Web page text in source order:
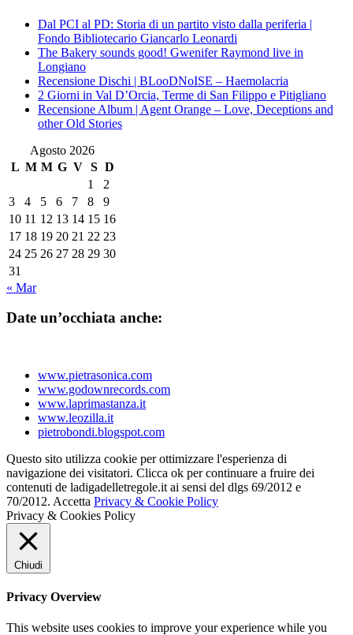
Dal PCI al PD: Storia di un partito visto dalla periferia |
Fondo Bibliotecario Giancarlo Leonardi
The Bakery sounds good! Gwenifer Raymond live in
Longiano
Recensione Dischi | BLooDNoISE – Haemolacria
2 Giorni in Val D’Orcia, Terme di San Filippo e Pitigliano
Recensione Album | Agent Orange – Love, Deceptions and
other Old Stories
Agosto 2026
L M M G V S D
1
2
3
4 5 6 7 8
9
10 11 12 13 14 15 16
17 18 19 20 21 22 23
24 25 26 27 28 29 30
31
« Mar
Date un’occhiata anche:
www.pietrasonica.com
www.godownrecords.com
www.laprimastanza.it
www.leozilla.it
pietrobondi.blogspot.com
Questo sito utilizza cookie per ottimizzare l'esperienza di
navigazione dei visitatori. Clicca ok per continuare a fruire dei
contenuti de ladigadelletregole.it ai sensi del dlgs 69/2012 e
70/2012. Accetta Privacy & Cookie Policy
Privacy & Cookies Policy
Chiudi
Privacy Overview
This website uses cookies to improve your experience while you